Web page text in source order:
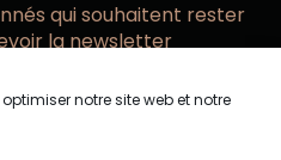
notre site web et notre
qui souhaitent rester
la newsletter